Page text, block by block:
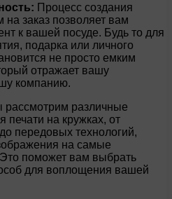
Процесс создания
заказ позволяет вам
к вашей посуде. Будь то для
подарка или личного
не просто емким
отражает вашу
компанию.
различные
печати на кружках, от
передовых технологий,
на самые
поможет вам выбрать
для воплощения вашей